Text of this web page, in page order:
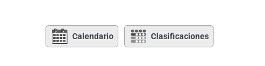
Calendario Clasificaciones